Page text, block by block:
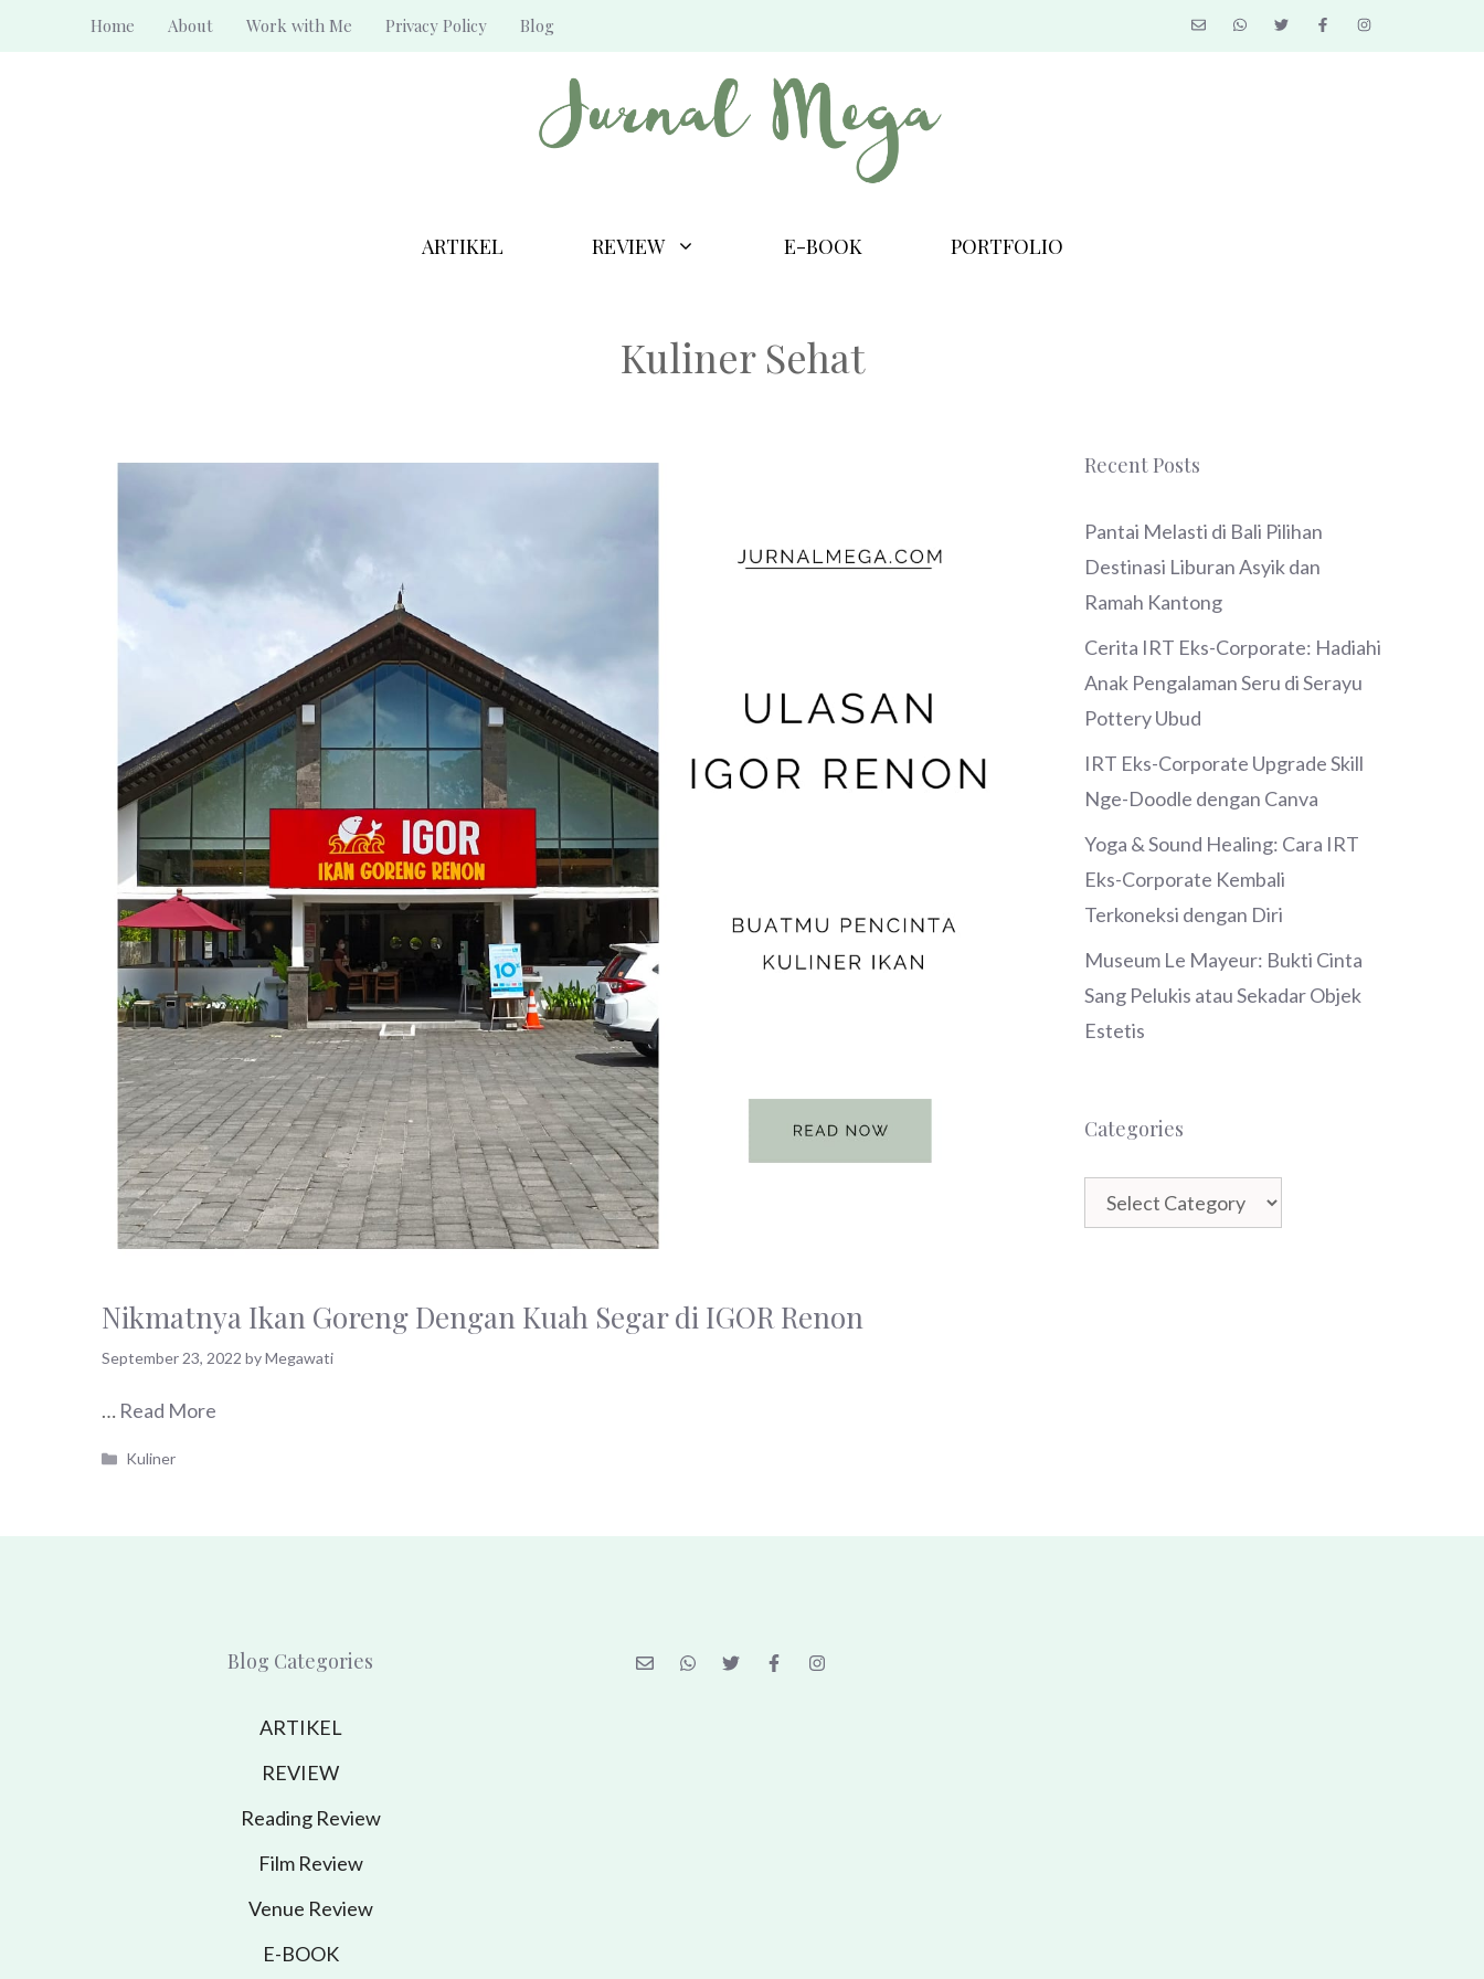
Home About Work with Me Privacy Policy Blog
ARTIKEL REVIEW E-BOOK PORTFOLIO
Kuliner Sehat
Nikmatnya Ikan Goreng Dengan Kuah Segar di IGOR Renon
September 23, 2022 byMegawati
… Read More
Categories
Kuliner
Recent Posts
Pantai Melasti di Bali Pilihan
Destinasi Liburan Asyik dan
Ramah Kantong
Cerita IRT Eks-Corporate: Hadiahi
Anak Pengalaman Seru di Serayu
Pottery Ubud
IRT Eks-Corporate Upgrade Skill
Nge-Doodle dengan Canva
Yoga & Sound Healing: Cara IRT
Eks-Corporate Kembali
Terkoneksi dengan Diri
Museum Le Mayeur: Bukti Cinta
Sang Pelukis atau Sekadar Objek
Estetis
Categories
Categories
Blog Categories
ARTIKEL
REVIEW
Reading Review
Film Review
Venue Review
E-BOOK